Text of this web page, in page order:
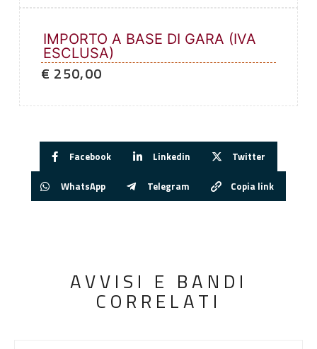
IMPORTO A BASE DI GARA (IVA
ESCLUSA)
€ 250,00
Facebook Linkedin Twitter
WhatsApp Telegram Copia link
AVVISI E BANDI
CORRELATI